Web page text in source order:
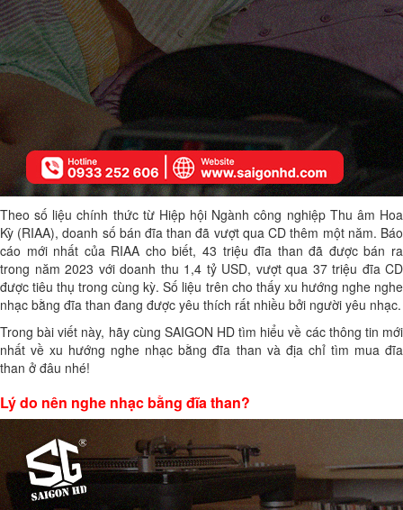
Theo số liệu chính thức từ Hiệp hội Ngành công nghiệp Thu âm Hoa
Kỳ (RIAA), doanh số bán đĩa than đã vượt qua CD thêm một năm. Báo
cáo mới nhất của RIAA cho biết, 43 triệu đĩa than đã được bán ra
trong năm 2023 với doanh thu 1,4 tỷ USD, vượt qua 37 triệu đĩa CD
được tiêu thụ trong cùng kỳ. Số liệu trên cho thấy xu hướng nghe nghe
nhạc bằng đĩa than đang được yêu thích rất nhiều bởi người yêu nhạc.
Trong bài viết này, hãy cùng SAIGON HD tìm hiểu về các thông tin mới
nhất về xu hướng nghe nhạc bằng đĩa than và địa chỉ tìm mua đĩa
than ở đâu nhé!
Lý do nên nghe nhạc bằng đĩa than?